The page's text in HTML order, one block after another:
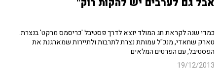
אבל גם לערבים יש להקות רוק"
כמדי שנה לקראת חג המולד יוצא לדרך פסטיבל 'כריסמס מרקט' בנצרת.
טארק שחאדי, מנכ"ל עמותת נצרת לתרבות ולתיירות שמארגנת את
הפסטיבל, עם הפרטים המלאים
19/12/2013